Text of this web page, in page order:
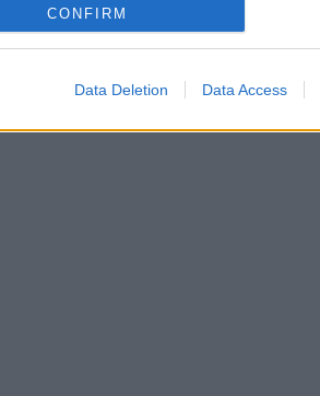
CONFIRM
Data Deletion Data Access